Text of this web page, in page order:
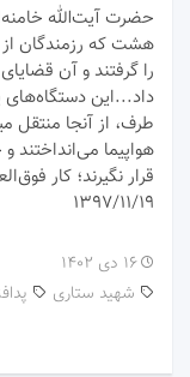
حضرت آیت‌الله
هشت که رزمندگان از
را گرفتند و آن
داد...این دستگاه‌های
طرف، از آنجا منتقل
هواپیما
قرار نگیرند؛ کار
۱۳۹۷/۱۱/۱۹
۱۶ دی ۱۴۰۲
شهید ستاری